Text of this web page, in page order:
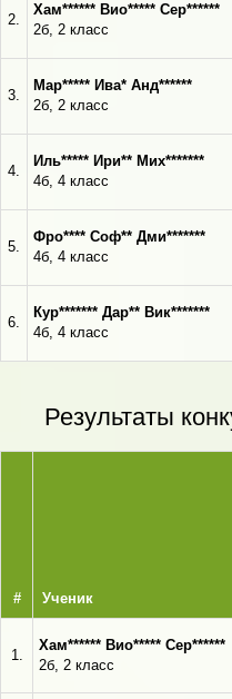
2.
Хам****** Вио***** Сер******
2б, 2 класс
3.
Мар***** Ива* Анд******
2б, 2 класс
4.
Иль***** Ири** Мих*******
4б, 4 класс
5.
Фро**** Соф** Дми*******
4б, 4 класс
6.
Кур******* Дар** Вик*******
4б, 4 класс
Результаты
# Ученик
1.
Хам****** Вио***** Сер******
2б, 2 класс